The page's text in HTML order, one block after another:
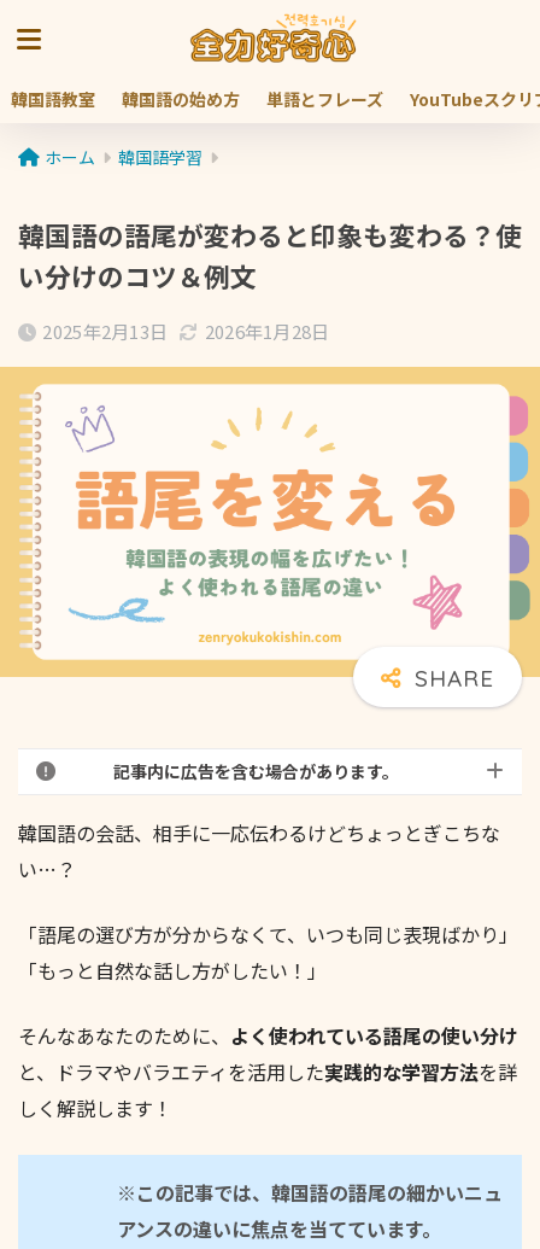
韓国語教室 韓国語の始め方 単語とフレーズ YouTubeスクリ
ホーム 韓国語学習
韓国語の語尾が変わると印象も変わる？使
い分けのコツ＆例文
2025年2月13日 2026年1月28日
記事内に広告を含む場合があります。
韓国語の会話、相手に一応伝わるけどちょっとぎこちな
い…？
「語尾の選び方が分からなくて、いつも同じ表現ばかり」
「もっと自然な話し方がしたい！」
そんなあなたのために、 よく使われている語尾の使い分け
と、ドラマやバラエティを活用した実践的な学習方法を詳
しく解説します！
※この記事では、韓国語の語尾の細かいニュ
アンスの違いに焦点を当てています。